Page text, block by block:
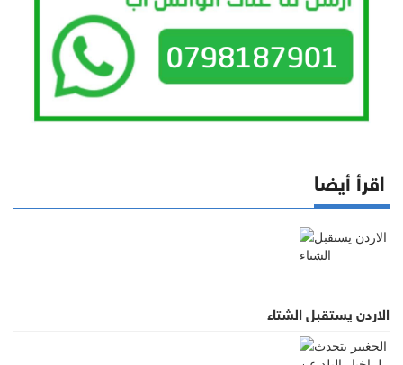
اقرأ أيضا
الاردن يستقبل الشتاء